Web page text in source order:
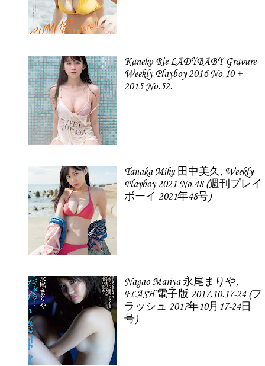
Kaneko Rie LADYBABY Gravure
Weekly Playboy 2016 No.10 +
2015 No.52.
Tanaka Miku 田中美久, Weekly
Playboy 2021 No.48 (週刊プレイ
ボーイ 2021年48号)
Nagao Mariya 永尾まりや,
FLASH 電子版 2017.10.17-24 (フ
ラッシュ 2017年10月17-24日
号)